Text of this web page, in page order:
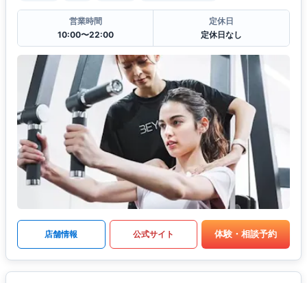
営業時間
10:00〜22:00
定休日
定休日なし
店舗情報 公式サイト 体験・相談予約